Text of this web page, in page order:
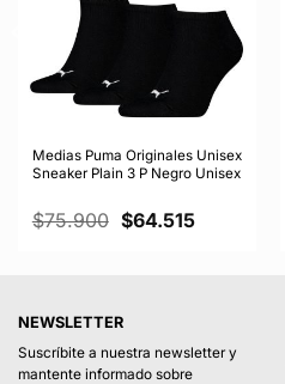
Medias Puma Originales Unisex
Sneaker Plain 3 P Negro Unisex
$75.900 El
precio
$64.515El
NEWSLETTER
Suscríbite a nuestra newsletter y
mantente informado sobre